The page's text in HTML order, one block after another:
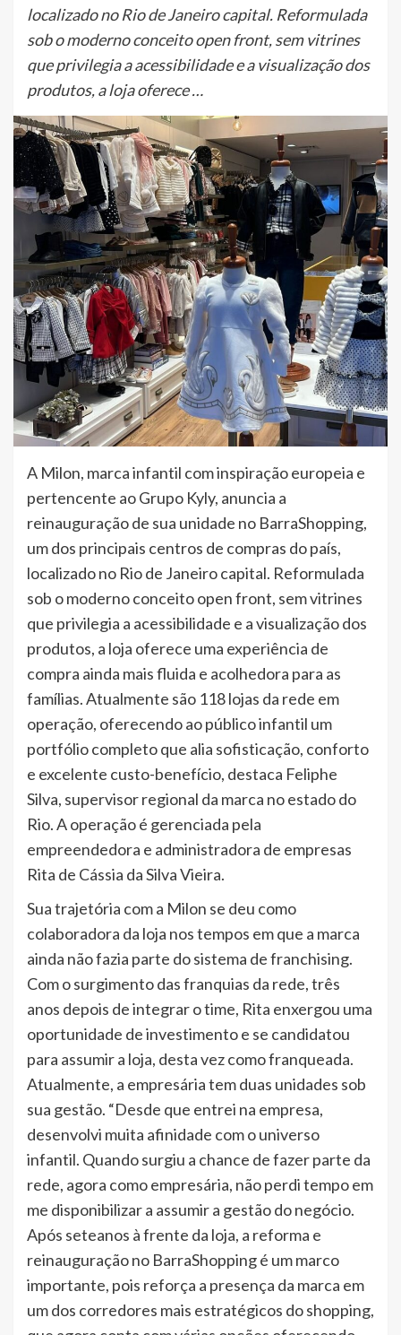
localizado no Rio de Janeiro capital. Reformulada
sob o moderno conceito open front, sem vitrines
que privilegia a acessibilidade e a visualização dos
produtos, a loja oferece …
A Milon, marca infantil com inspiração europeia e
pertencente ao Grupo Kyly, anuncia a
reinauguração de sua unidade no BarraShopping,
um dos principais centros de compras do país,
localizado no Rio de Janeiro capital. Reformulada
sob o moderno conceito open front, sem vitrines
que privilegia a acessibilidade e a visualização dos
produtos, a loja oferece uma experiência de
compra ainda mais fluida e acolhedora para as
famílias. Atualmente são 118 lojas da rede em
operação, oferecendo ao público infantil um
portfólio completo que alia sofisticação, conforto
e excelente custo-benefício, destaca Feliphe
Silva, supervisor regional da marca no estado do
Rio. A operação é gerenciada pela
empreendedora e administradora de empresas
Rita de Cássia da Silva Vieira.
Sua trajetória com a Milon se deu como
colaboradora da loja nos tempos em que a marca
ainda não fazia parte do sistema de franchising.
Com o surgimento das franquias da rede, três
anos depois de integrar o time, Rita enxergou uma
oportunidade de investimento e se candidatou
para assumir a loja, desta vez como franqueada.
Atualmente, a empresária tem duas unidades sob
sua gestão. “Desde que entrei na empresa,
desenvolvi muita afinidade com o universo
infantil. Quando surgiu a chance de fazer parte da
rede, agora como empresária, não perdi tempo em
me disponibilizar a assumir a gestão do negócio.
Após seteanos à frente da loja, a reforma e
reinauguração no BarraShopping é um marco
importante, pois reforça a presença da marca em
um dos corredores mais estratégicos do shopping,